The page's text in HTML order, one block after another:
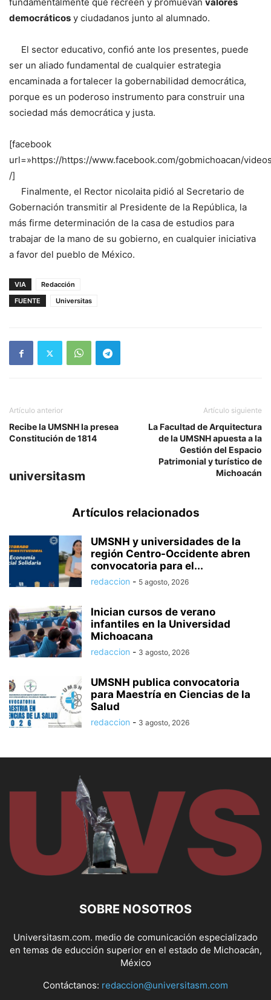
fundamentalmente que recreen y promuevan valores
democráticos y ciudadanos junto al alumnado.
El sector educativo, confió ante los presentes, puede
ser un aliado fundamental de cualquier estrategia
encaminada a fortalecer la gobernabilidad democrática,
porque es un poderoso instrumento para construir una
sociedad más democrática y justa.
[facebook
url=»https://https://www.facebook.com/gobmichoacan/
/]
Finalmente, el Rector nicolaita pidió al Secretario de
Gobernación transmitir al Presidente de la República, la
más firme determinación de la casa de estudios para
trabajar de la mano de su gobierno, en cualquier iniciativa
a favor del pueblo de México.
VIA
Redacción
FUENTE
Universitas
Artículo anterior
Recibe la UMSNH la presea
Constitución de 1814
Artículo siguiente
La Facultad de Arquitectura
de la UMSNH apuesta a la
Gestión del Espacio
Patrimonial y turístico de
Michoacán
universitasm
Artículos relacionados
UMSNH y universidades de la
región Centro-Occidente abren
convocatoria para el...
redaccion - 5 agosto, 2026
Inician cursos de verano
infantiles en la Universidad
Michoacana
redaccion - 3 agosto, 2026
UMSNH publica convocatoria
para Maestría en Ciencias de la
Salud
redaccion - 3 agosto, 2026
SOBRE NOSOTROS
Universitasm.com. medio de comunicación especializado
en temas de educción superior en el estado de Michoacán,
México
Contáctanos: redaccion@universitasm.com